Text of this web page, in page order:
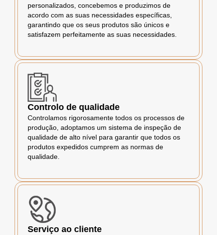
personalizados, concebemos e produzimos de
acordo com as suas necessidades específicas,
garantindo que os seus produtos são únicos e
satisfazem perfeitamente as suas necessidades.
Controlo de qualidade
Controlamos rigorosamente todos os processos de
produção, adoptamos um sistema de inspeção de
qualidade de alto nível para garantir que todos os
produtos expedidos cumprem as normas de
qualidade.
Serviço ao cliente